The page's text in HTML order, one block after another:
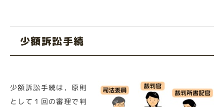
少額訴訟手続
少額訴訟手続は，原則
として１回の審理で判